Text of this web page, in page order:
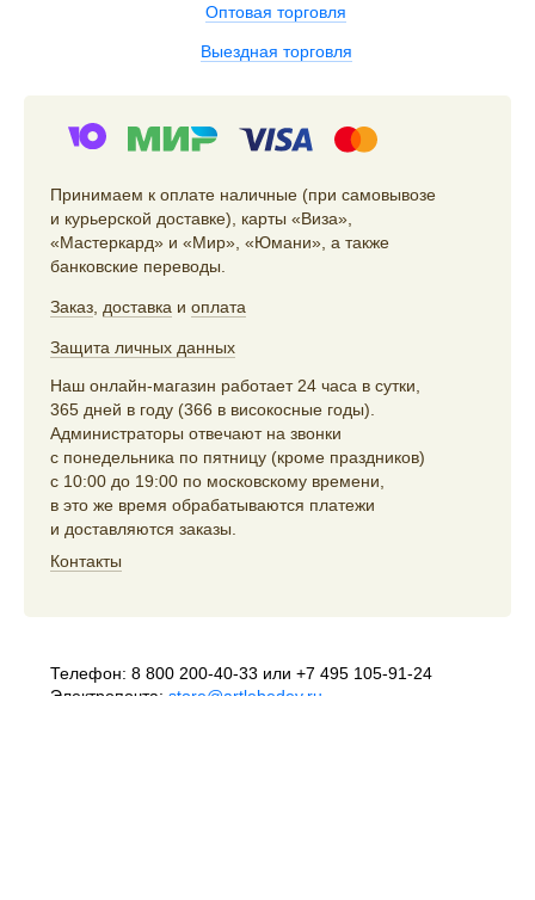
Оптовая торговля
Выездная торговля
Принимаем к оплате наличные (при самовывозе
и курьерской доставке), карты «Виза»,
«Мастеркард» и «Мир», «Юмани», а также
банковские переводы.
Заказ, доставка и оплата
Защита личных данных
Наш онлайн-магазин работает 24 часа в сутки,
365 дней в году (366 в високосные годы).
Администраторы отвечают на звонки
с понедельника по пятницу (кроме праздников)
с 10:00 до 19:00 по московскому времени,
в это же время обрабатываются платежи
и доставляются заказы.
Контакты
Телефон: 8 800 200-40-33 или +7 495 105-91-24
Электропочта: store@artlebedev.ru